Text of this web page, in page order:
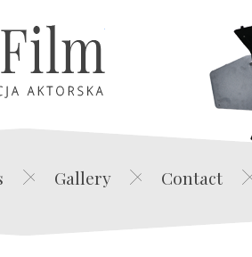
Edwin Film Agencja Aktorska
Gallery Contact